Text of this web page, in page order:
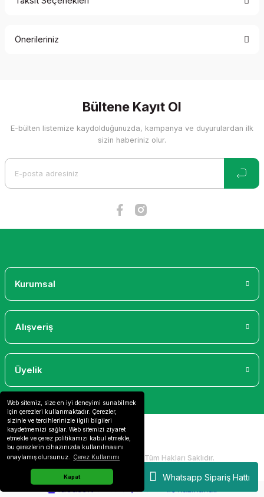
Web sitemiz, size en iyi deneyimi sunabilmek
için çerezleri kullanmaktadır. Çerezler,
sizinle ve tercihlerinizle ilgili bilgileri
kaydetmemizi sağlar. Web sitemizi ziyaret
etmekle ve çerez politikamızı kabul etmekle,
bu çerezlerin cihazınızda kullanılmasını
onaylamış olursunuz.
Çerez Kullanımı
Kapat Whatsapp Sipariş Hattı
Önerileriniz
Görüş ve önerileriniz için teşekkür ederiz.
Ürün resmi kalitesiz, bozuk veya görüntülenemiyor.
Bültene Kayıt Ol
E-bülten listemize kaydolduğunuzda, kampanya ve duyurulardan ilk
sizin haberiniz olur.
Kurumsal
Alışveriş
Üyelik
2024 Copyright IdeaSoft - Tüm Hakları Saklıdır.